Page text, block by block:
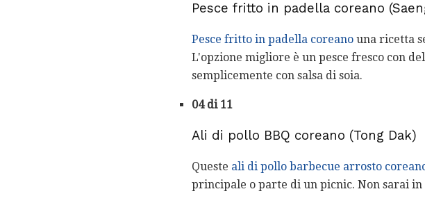
Pesce fritto in padella coreano
Pesce fritto in padella coreano una ricetta
L'opzione migliore è un pesce fresco con
semplicemente con salsa di soia.
04 di 11
Ali di pollo BBQ coreano (Tong Dak)
Queste ali di pollo barbecue arrosto
principale o parte di un picnic. Non sarai